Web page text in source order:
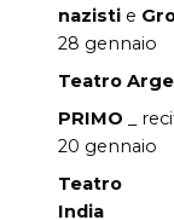
nazisti e
28 gennaio
Teatro
PRIMO _
20 gennaio
Teatro